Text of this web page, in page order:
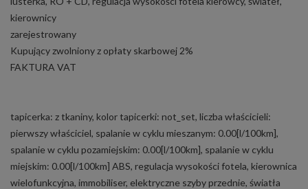
kierownicy
zarejestrowany
Kupujący zwolniony z opłaty skarbowej 2%
FAKTURA VAT
tapicerka: z tkaniny, kolor tapicerki: not_set, liczba właścicieli:
pierwszy właściciel, spalanie w cyklu mieszanym: 0.00[l/100km],
spalanie w cyklu pozamiejskim: 0.00[l/100km], spalanie w cyklu
miejskim: 0.00[l/100km] ABS, regulacja wysokości fotela, kierownica
wielofunkcyjna, immobiliser, elektryczne szyby przednie, światła